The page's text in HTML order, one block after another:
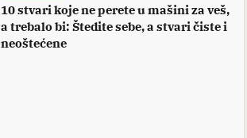
10 stvari koje ne perete u mašini za veš,
a trebalo bi: Štedite sebe, a stvari čiste i
neoštećene